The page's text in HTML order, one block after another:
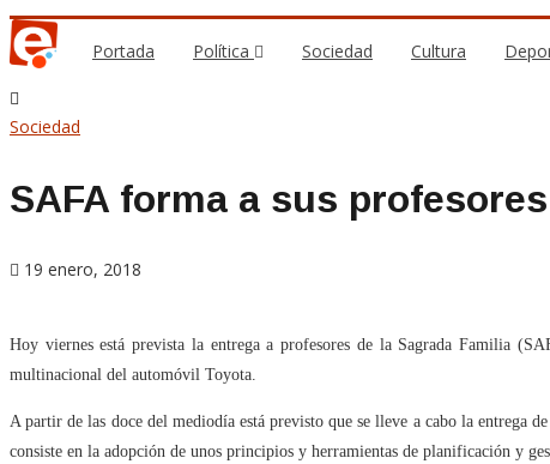
Portada Política Sociedad Cultura
Sociedad
SAFA forma a sus
19 enero, 2018
Hoy viernes está prevista la entrega a profesores de la Sagrada Familia
multinacional del automóvil Toyota.
A partir de las doce del mediodía está previsto que se lleve a cabo la entrega
consiste en la adopción de unos principios y herramientas de planificación y